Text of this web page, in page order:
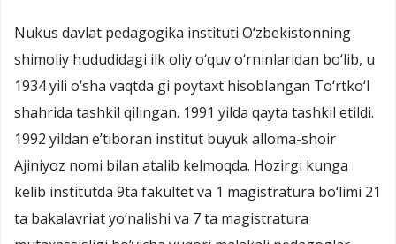
Nukus davlat pedagogika instituti O‘zbekistonning
shimoliy hududidagi ilk oliy o‘quv o‘rninlaridan bo‘lib, u
1934 yili o‘sha vaqtda gi poytaxt hisoblangan To‘rtko‘l
shahrida tashkil qilingan. 1991 yilda qayta tashkil etildi.
1992 yildan e’tiboran institut buyuk alloma-shoir
Ajiniyoz nomi bilan atalib kelmoqda. Hozirgi kunga
kelib institutda 9ta fakultet va 1 magistratura bo‘limi 21
ta bakalavriat yo‘nalishi va 7 ta magistratura